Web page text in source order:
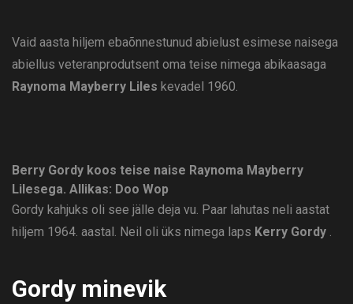
Vaid aasta hiljem ebaõnnestunud abielust esimese naisega
abiellus veteranprodutsent oma teise nimega abikaasaga
Raynoma Mayberry Liles kevadel 1960.
Berry Gordy koos teise naise Raynoma Mayberry
Lilesega. Allikas: Doo Wop
Gordy kahjuks oli see jälle deja vu. Paar lahutas neli aastat
hiljem 1964. aastal. Neil oli üks nimega laps Kerry Gordy .
Gordy minevik